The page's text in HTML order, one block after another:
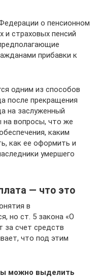
о пенсионном
и страховых пенсий
прибавки к
одним из способов
после прекращения
на заслуженный
вопросы, что же
каким
как ее оформить и
умершего
— что это
в
но ст. 5 закона «О
за счет средств
что под этим
можно выделить